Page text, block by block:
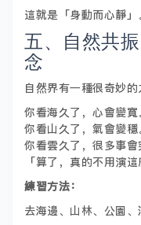
這就是「身動而心靜」
五、自然共
念
自然界有一種很奇妙的
你看海久了，心會變寬
你看山久了，氣會變穩
你看雲久了，很多事會
「算了，真的不用演這
練習方法：
去海邊、山林、公園、